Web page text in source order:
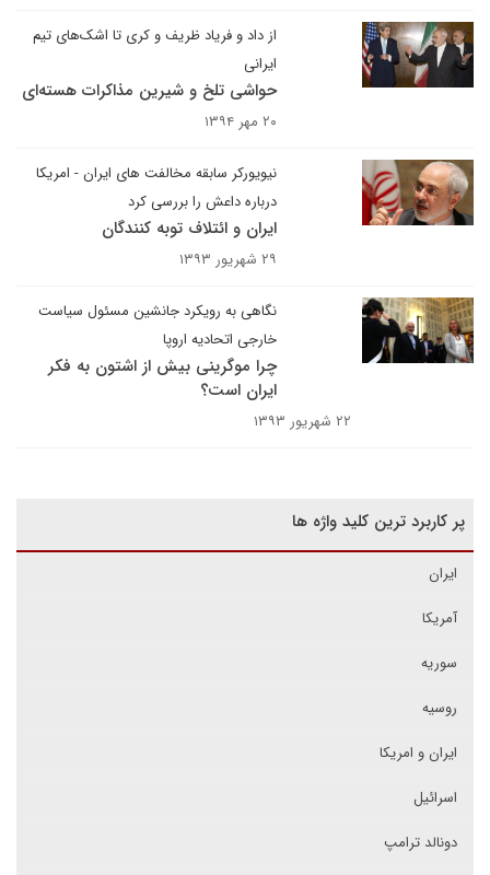
از داد و فریاد ظریف و کری تا اشک‌های تیم
ایرانی
حواشی تلخ و شیرین مذاکرات هسته‌ای
۲۰ مهر ۱۳۹۴
نیویورکر سابقه مخالفت های ایران - امریکا
درباره داعش را بررسی کرد
ایران و ائتلاف توبه کنندگان
۲۹ شهریور ۱۳۹۳
نگاهی به رویکرد جانشین مسئول سیاست
خارجی اتحادیه اروپا
چرا موگرینی بیش از اشتون به فکر
ایران است؟
۲۲ شهریور ۱۳۹۳
پر کاربرد ترین کلید واژه ها
ایران
آمریکا
سوریه
روسیه
ایران و امریکا
اسرائیل
دونالد ترامپ